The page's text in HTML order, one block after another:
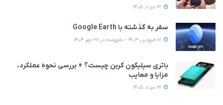
سفر به گذشته با Google Earth
باتری سیلیکون کربن چیست؟ + بررسی نحوه عملکرد،
مزایا و معایب